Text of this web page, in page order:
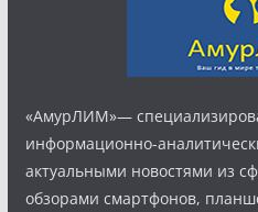
«АмурЛИМ»—
информационно-
актуальными новостями из
обзорами смартфонов,